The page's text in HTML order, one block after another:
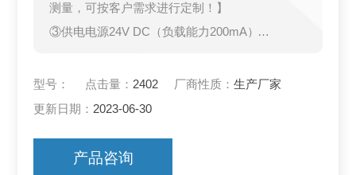
测量，可按客户需求进行定制！】
③供电电源24V DC（负载能力200mA）
⑤免费提供“通信协议"（RS232/USB端口）
型号： 点击量： 2402 厂商性质：生产厂家
更新日期： 2023-06-30
产品咨询